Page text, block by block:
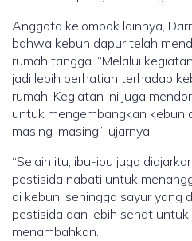
Anggota kelompok lainnya,
bahwa kebun dapur telah
rumah tangga. “Melalui
jadi lebih perhatian terhadap
rumah. Kegiatan ini juga
untuk mengembangkan kebun
masing-masing,” ujarnya.
“Selain itu, ibu-ibu juga
pestisida nabati untuk
di kebun, sehingga sayur yang
pestisida dan lebih sehat untuk
menambahkan.